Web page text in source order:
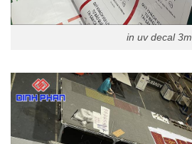
in uv decal 3m